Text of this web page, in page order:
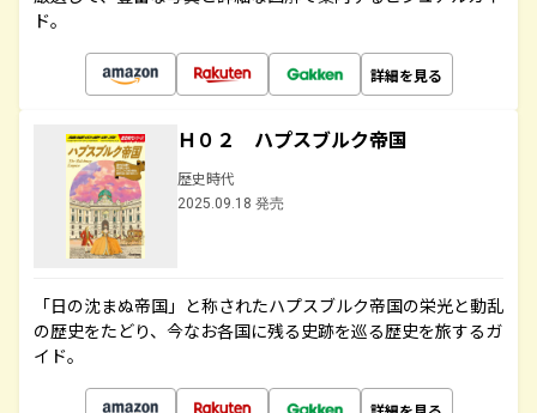
ド。
詳細を見る
Ｈ０２ ハプスブルク帝国
歴史時代
2025.09.18 発売
「日の沈まぬ帝国」と称されたハプスブルク帝国の栄光と動乱
の歴史をたどり、今なお各国に残る史跡を巡る歴史を旅するガ
イド。